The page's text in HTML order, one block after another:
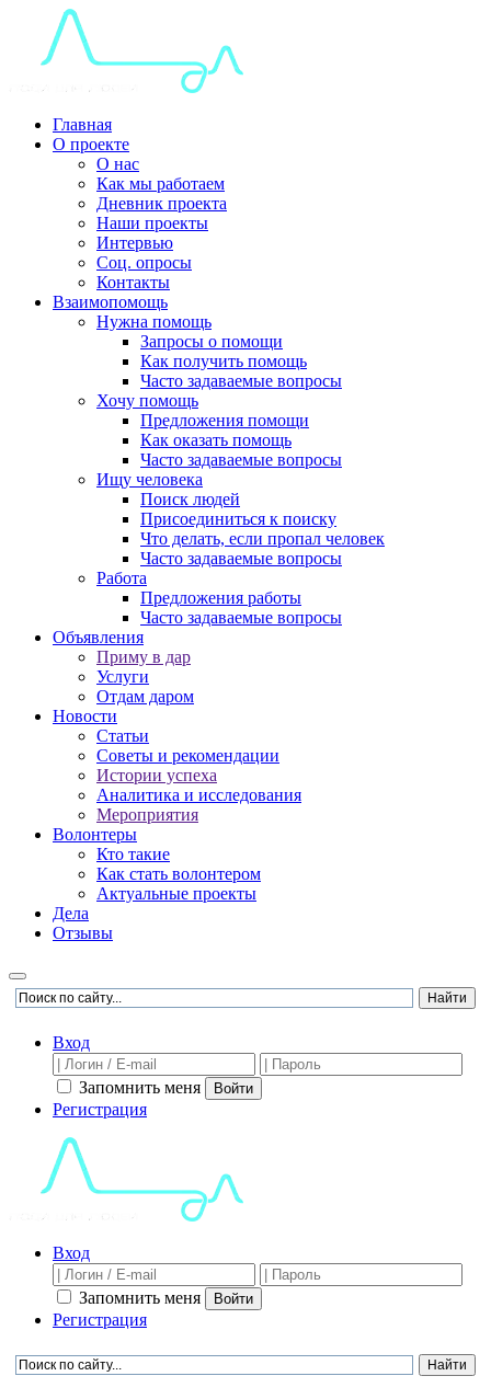
Главная
О проекте
О нас
Как мы работаем
Дневник проекта
Наши проекты
Интервью
Соц. опросы
Контакты
Взаимопомощь
Нужна помощь
Запросы о помощи
Как получить помощь
Часто задаваемые вопросы
Хочу помощь
Предложения помощи
Как оказать помощь
Часто задаваемые вопросы
Ищу человека
Поиск людей
Присоединиться к поиску
Что делать, если пропал человек
Часто задаваемые вопросы
Работа
Предложения работы
Часто задаваемые вопросы
Объявления
Приму в дар
Услуги
Отдам даром
Новости
Статьи
Советы и рекомендации
Истории успеха
Аналитика и исследования
Мероприятия
Волонтеры
Кто такие
Как стать волонтером
Актуальные проекты
Дела
Отзывы
Вход
Запомнить меня Войти
Регистрация
Вход
Запомнить меня Войти
Регистрация